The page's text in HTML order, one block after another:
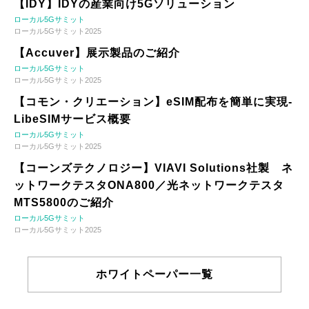
【IDY】IDYの産業向け5Gソリューション
ローカル5Gサミット
ローカル5Gサミット2025
【Accuver】展示製品のご紹介
ローカル5Gサミット
ローカル5Gサミット2025
【コモン・クリエーション】eSIM配布を簡単に実現-
LibeSIMサービス概要
ローカル5Gサミット
ローカル5Gサミット2025
【コーンズテクノロジー】VIAVI Solutions社製 ネ
ットワークテスタONA800／光ネットワークテスタ
MTS5800のご紹介
ローカル5Gサミット
ローカル5Gサミット2025
ホワイトペーパー一覧